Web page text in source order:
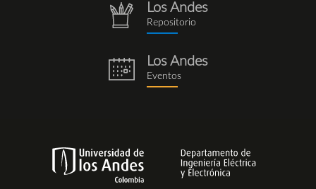
repositorio.png
Los Andes
Repositorio
eventos.png
Los Andes
Eventos